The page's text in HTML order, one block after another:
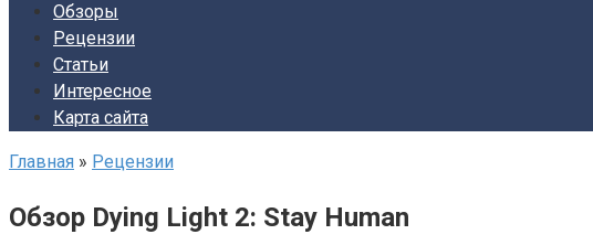
Обзоры
Рецензии
Статьи
Интересное
Карта сайта
Главная » Рецензии
Обзор Dying Light 2: Stay Human